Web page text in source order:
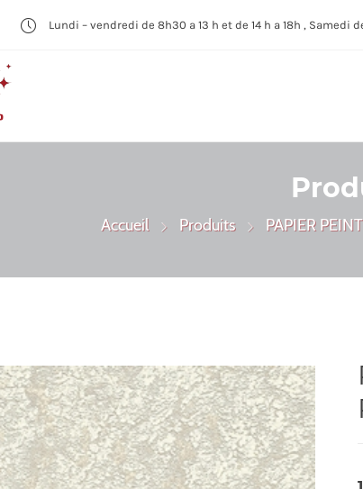
Lundi – vendredi de 8h30 a 13 h et de 14 h a 18h , Samedi
Accueil Produits PAPIER